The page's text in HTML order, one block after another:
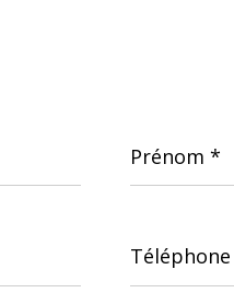
*
*